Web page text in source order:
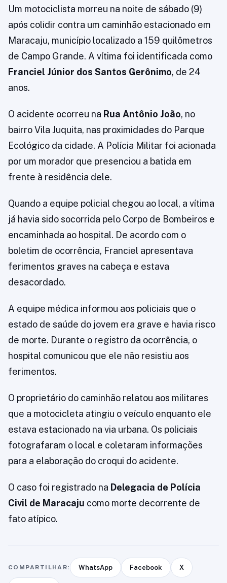
Um motociclista morreu na noite de sábado (9)
após colidir contra um caminhão estacionado em
Maracaju, município localizado a 159 quilômetros
de Campo Grande. A vítima foi identificada como
Franciel Júnior dos Santos Gerônimo, de 24
anos.
O acidente ocorreu na Rua Antônio João, no
bairro Vila Juquita, nas proximidades do Parque
Ecológico da cidade. A Polícia Militar foi acionada
por um morador que presenciou a batida em
frente à residência dele.
Quando a equipe policial chegou ao local, a vítima
já havia sido socorrida pelo Corpo de Bombeiros e
encaminhada ao hospital. De acordo com o
boletim de ocorrência, Franciel apresentava
ferimentos graves na cabeça e estava
desacordado.
A equipe médica informou aos policiais que o
estado de saúde do jovem era grave e havia risco
de morte. Durante o registro da ocorrência, o
hospital comunicou que ele não resistiu aos
ferimentos.
O proprietário do caminhão relatou aos militares
que a motocicleta atingiu o veículo enquanto ele
estava estacionado na via urbana. Os policiais
fotografaram o local e coletaram informações
para a elaboração do croqui do acidente.
O caso foi registrado na Delegacia de Polícia
Civil de Maracaju como morte decorrente de
fato atípico.
COMPARTILHAR: WhatsApp Facebook X